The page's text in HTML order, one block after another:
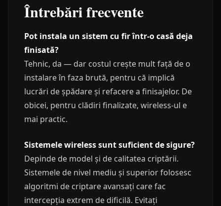
Întrebări frecvente
Pot instala un sistem cu fir într-o casă deja
finisată?
Tehnic, da — dar costul crește mult față de o
instalare în faza brută, pentru că implică
lucrări de șpădare și refacere a finisajelor. De
obicei, pentru clădiri finalizate, wireless-ul e
mai practic.
Sistemele wireless sunt suficient de sigure?
Depinde de model și de calitatea criptării.
Sistemele de nivel mediu și superior folosesc
algoritmi de criptare avansați care fac
intercepția extrem de dificilă. Evitați